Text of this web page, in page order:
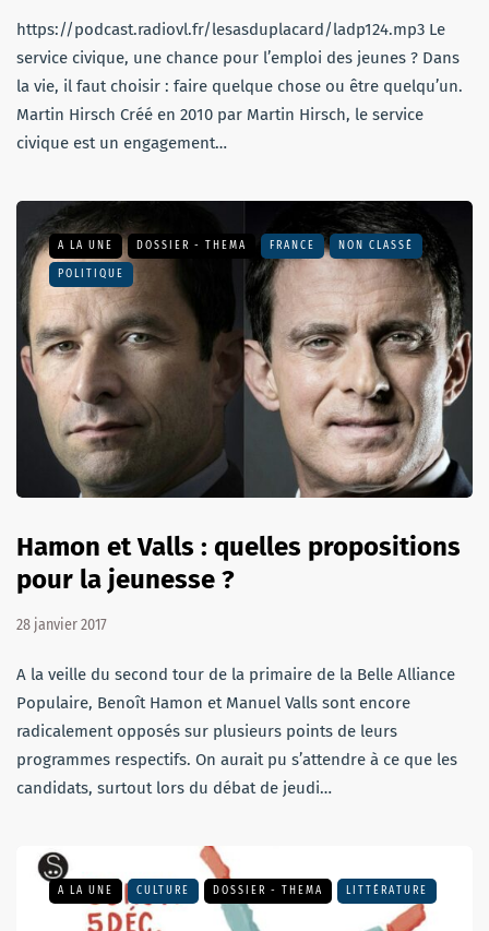
https://podcast.radiovl.fr/lesasduplacard/ladp124.mp3 Le
service civique, une chance pour l’emploi des jeunes ? Dans
la vie, il faut choisir : faire quelque chose ou être quelqu’un.
Martin Hirsch Créé en 2010 par Martin Hirsch, le service
civique est un engagement…
A LA UNE DOSSIER - THEMA FRANCE NON CLASSÉ
POLITIQUE
Hamon et Valls : quelles propositions
pour la jeunesse ?
28 janvier 2017
A la veille du second tour de la primaire de la Belle Alliance
Populaire, Benoît Hamon et Manuel Valls sont encore
radicalement opposés sur plusieurs points de leurs
programmes respectifs. On aurait pu s’attendre à ce que les
candidats, surtout lors du débat de jeudi…
A LA UNE CULTURE DOSSIER - THEMA LITTÉRATURE